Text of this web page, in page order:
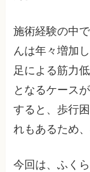
施術経験の中
んは年々増加
足による筋力
となるケース
すると、歩行
れもあるため
今回は、ふく